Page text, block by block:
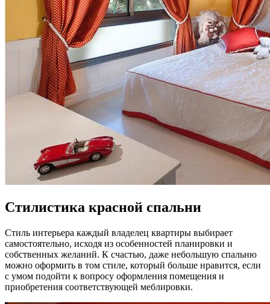
Стилистика красной спальни
Стиль интерьера каждый владелец квартиры выбирает
самостоятельно, исходя из особенностей планировки и
собственных желаний. К счастью, даже небольшую спальню
можно оформить в том стиле, который больше нравится, если
с умом подойти к вопросу оформления помещения и
приобретения соответствующей меблировки.